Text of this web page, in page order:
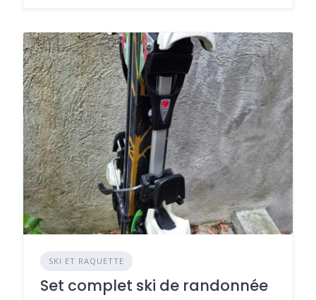
SKI ET RAQUETTE
Set complet ski de randonnée